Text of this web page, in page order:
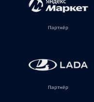
Партнёр
Партнёр